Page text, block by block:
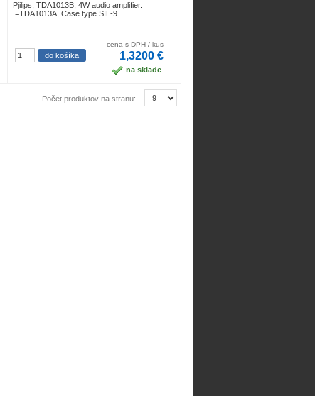
Pjilips, TDA1013B, 4W audio amplifier.
=TDA1013A, Case type SIL-9
cena s DPH / kus
1,3200 €
na sklade
Počet produktov na stranu: